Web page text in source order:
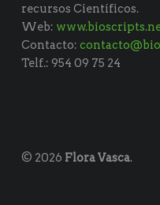
recursos Científicos.
Web:
Contacto:
Telf.: 954 09 75 24
© 2026 Flora Vasca.